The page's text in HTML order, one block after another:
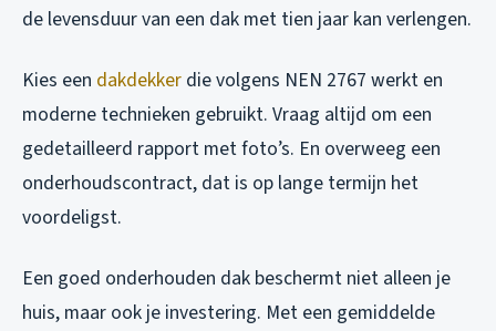
de levensduur van een dak met tien jaar kan verlengen.
Kies een dakdekker die volgens NEN 2767 werkt en
moderne technieken gebruikt. Vraag altijd om een
gedetailleerd rapport met foto’s. En overweeg een
onderhoudscontract, dat is op lange termijn het
voordeligst.
Een goed onderhouden dak beschermt niet alleen je
huis, maar ook je investering. Met een gemiddelde